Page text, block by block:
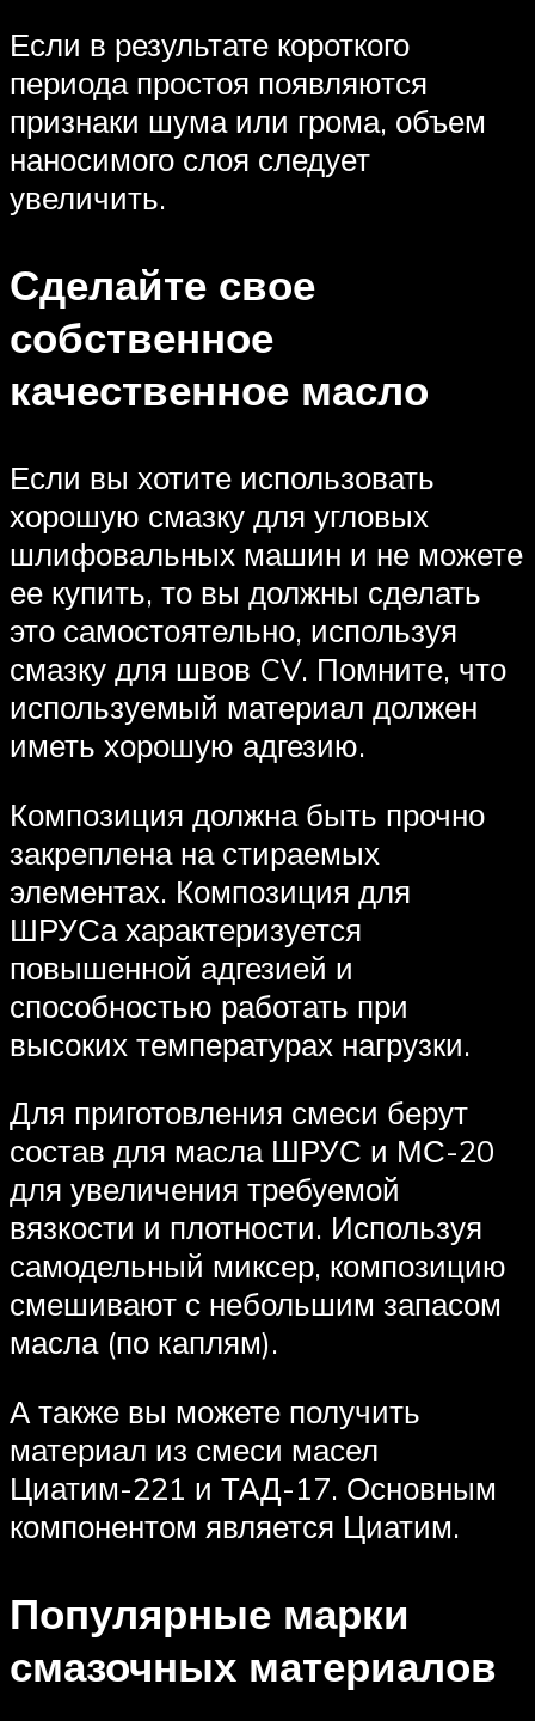
Если в результате короткого
периода простоя появляются
признаки шума или грома, объем
наносимого слоя следует
увеличить.
Сделайте свое
собственное
качественное масло
Если вы хотите использовать
хорошую смазку для угловых
шлифовальных машин и не можете
ее купить, то вы должны сделать
это самостоятельно, используя
смазку для швов CV. Помните, что
используемый материал должен
иметь хорошую адгезию.
Композиция должна быть прочно
закреплена на стираемых
элементах. Композиция для
ШРУСа характеризуется
повышенной адгезией и
способностью работать при
высоких температурах нагрузки.
Для приготовления смеси берут
состав для масла ШРУС и МС-20
для увеличения требуемой
вязкости и плотности. Используя
самодельный миксер, композицию
смешивают с небольшим запасом
масла (по каплям).
А также вы можете получить
материал из смеси масел
Циатим-221 и ТАД-17. Основным
компонентом является Циатим.
Популярные марки
смазочных материалов